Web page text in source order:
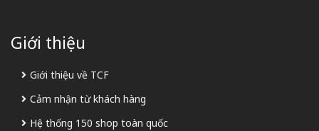
Giới thiệu
Giới thiệu về TCF
Cảm nhận từ khách hàng
Hệ thống 150 shop toàn quốc